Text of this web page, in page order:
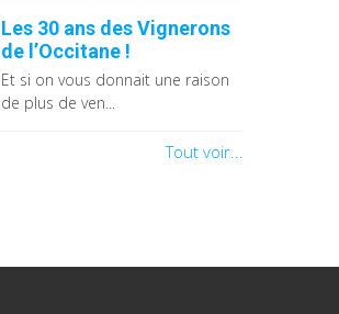
Les 30 ans des Vignerons
de l’Occitane !
Et si on vous donnait une raison
de plus de ven...
Tout voir...